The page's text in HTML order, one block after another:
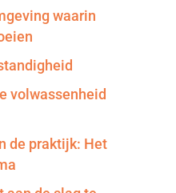
waarin
volwassenheid
de praktijk: Het